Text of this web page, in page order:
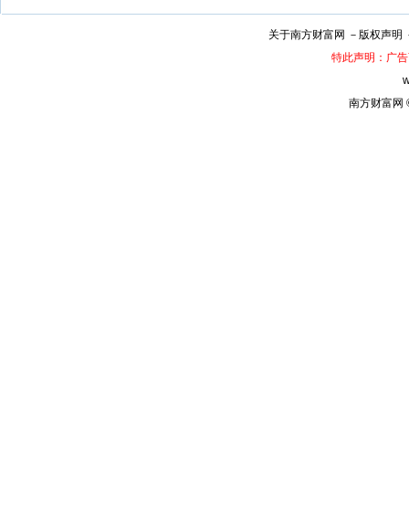
关于南方财富网 － 版权声明
特此声明：广
南方财富网